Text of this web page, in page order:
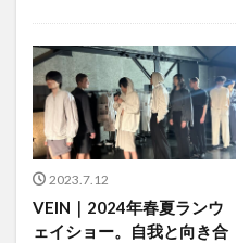
2023.7.12
VEIN｜2024年春夏ランウ
ェイショー。自我と向き合